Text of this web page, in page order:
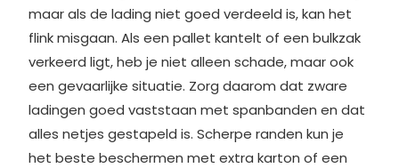
maar als de lading niet goed verdeeld is, kan het
flink misgaan. Als een pallet kantelt of een bulkzak
verkeerd ligt, heb je niet alleen schade, maar ook
een gevaarlijke situatie. Zorg daarom dat zware
ladingen goed vaststaan met spanbanden en dat
alles netjes gestapeld is. Scherpe randen kun je
het beste beschermen met extra karton of een